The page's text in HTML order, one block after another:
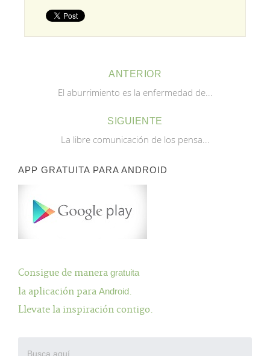
ANTERIOR
El aburrimiento es la enfermedad de...
SIGUIENTE
La libre comunicación de los pensa...
APP GRATUITA PARA ANDROID
Consigue de manera gratuita
la aplicación para Android.
Llevate la inspiración contigo.